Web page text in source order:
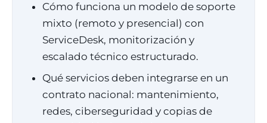
Cómo funciona un modelo de soporte
mixto (remoto y presencial) con
ServiceDesk, monitorización y
escalado técnico estructurado.
Qué servicios deben integrarse en un
contrato nacional: mantenimiento,
redes, ciberseguridad y copias de